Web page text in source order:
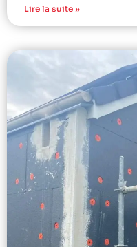
Lire la suite »